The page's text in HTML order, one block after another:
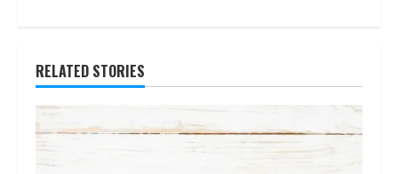
RELATED STORIES